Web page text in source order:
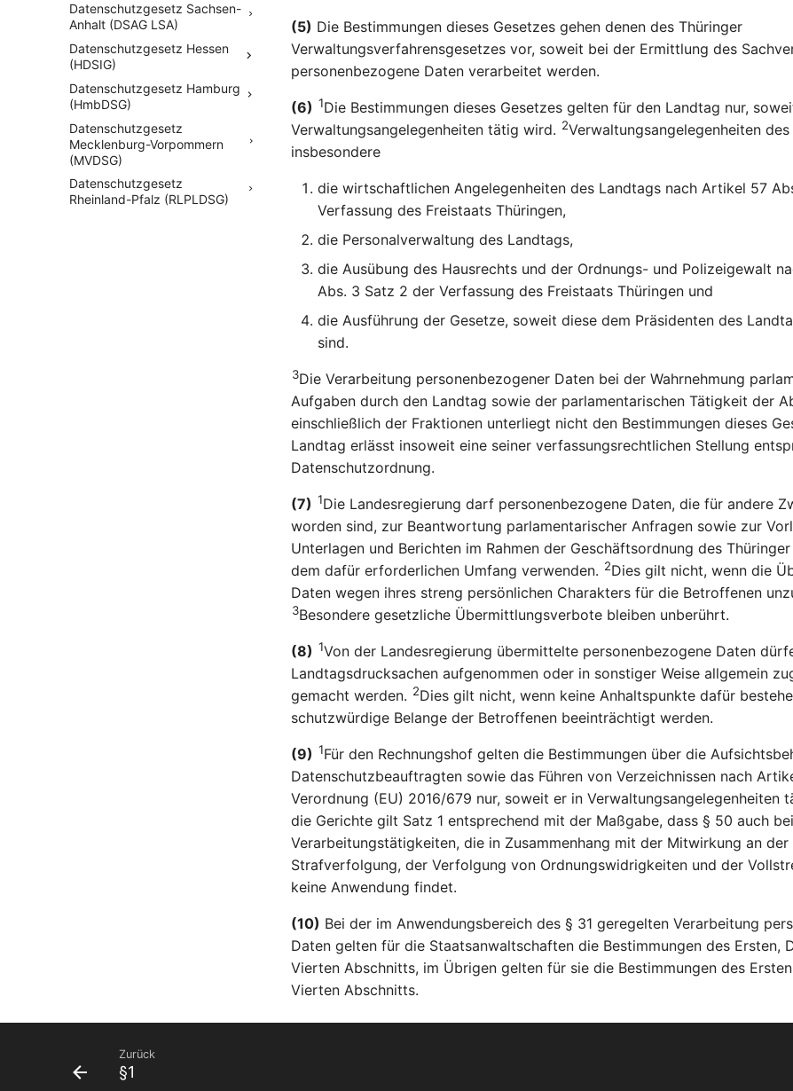
Datenschutzgesetz Sachsen-
Anhalt (DSAG LSA)
Datenschutzgesetz Hessen
(HDSIG)
Datenschutzgesetz Hamburg
(HmbDSG)
Datenschutzgesetz
Mecklenburg-Vorpommern
(MVDSG)
Datenschutzgesetz
Rheinland-Pfalz (RLPLDSG)
(5) Die Bestimmungen dieses Gesetzes gehen denen des Thüringer
Verwaltungsverfahrensgesetzes vor, soweit bei der Ermittlung des
personenbezogene Daten verarbeitet werden.
(6) 1Die Bestimmungen dieses Gesetzes gelten für den Landtag nur,
Verwaltungsangelegenheiten tätig wird. 2Verwaltungsangelegenheiten
insbesondere
die wirtschaftlichen Angelegenheiten des Landtags nach Artikel 57
Verfassung des Freistaats Thüringen,
die Personalverwaltung des Landtags,
die Ausübung des Hausrechts und der Ordnungs- und Polizeigewalt
Abs. 3 Satz 2 der Verfassung des Freistaats Thüringen und
die Ausführung der Gesetze, soweit diese dem Präsidenten des
sind.
3Die Verarbeitung personenbezogener Daten bei der Wahrnehmung
Aufgaben durch den Landtag sowie der parlamentarischen Tätigkeit der
einschließlich der Fraktionen unterliegt nicht den Bestimmungen dieses
Landtag erlässt insoweit eine seiner verfassungsrechtlichen Stellung
Datenschutzordnung.
(7) 1Die Landesregierung darf personenbezogene Daten, die für andere
worden sind, zur Beantwortung parlamentarischer Anfragen sowie zur
Unterlagen und Berichten im Rahmen der Geschäftsordnung des
dem dafür erforderlichen Umfang verwenden. 2Dies gilt nicht, wenn die
Daten wegen ihres streng persönlichen Charakters für die Betroffenen
3Besondere gesetzliche Übermittlungsverbote bleiben unberührt.
(8) 1Von der Landesregierung übermittelte personenbezogene Daten
Landtagsdrucksachen aufgenommen oder in sonstiger Weise allgemein
gemacht werden. 2Dies gilt nicht, wenn keine Anhaltspunkte dafür
schutzwürdige Belange der Betroffenen beeinträchtigt werden.
(9) 1Für den Rechnungshof gelten die Bestimmungen über die
Datenschutzbeauftragten sowie das Führen von Verzeichnissen nach
Verordnung (EU) 2016/679 nur, soweit er in Verwaltungsangelegenheiten
die Gerichte gilt Satz 1 entsprechend mit der Maßgabe, dass § 50 auch bei
Verarbeitungstätigkeiten, die in Zusammenhang mit der Mitwirkung an der
Strafverfolgung, der Verfolgung von Ordnungswidrigkeiten und der
keine Anwendung findet.
(10) Bei der im Anwendungsbereich des § 31 geregelten Verarbeitung
Daten gelten für die Staatsanwaltschaften die Bestimmungen des Ersten,
Vierten Abschnitts, im Übrigen gelten für sie die Bestimmungen des
Vierten Abschnitts.
Zurück
§1